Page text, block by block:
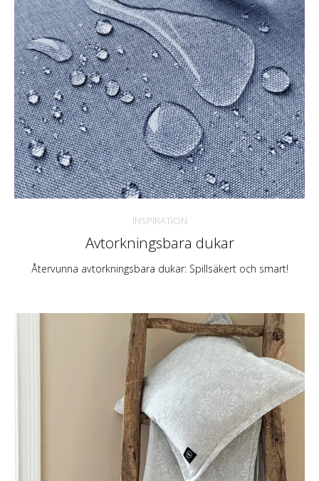
INSPIRATION
Avtorkningsbara dukar
Återvunna avtorkningsbara dukar: Spillsäkert och smart!